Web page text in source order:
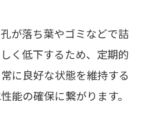
が落ち葉やゴミなどで詰
く低下するため、定期的
に良好な状態を維持する
能の確保に繋がります。